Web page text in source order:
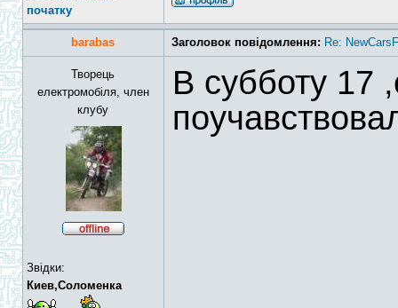
початку
barabas Заголовок повідомлення: Re:
Творець
електромобіля, член
клубу
Звідки:
Киев,Соломенка
В субботу 17